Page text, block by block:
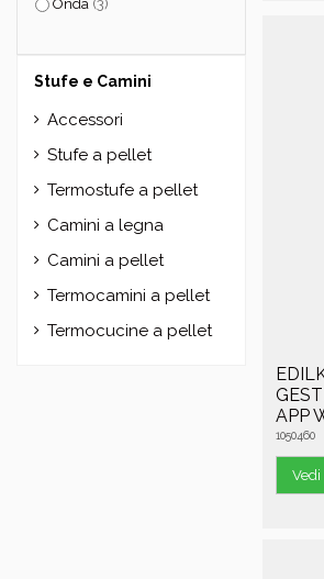
APP
1050460
Onda (3)
Stufe e Camini
Accessori
Stufe a pellet
Termostufe a pellet
Camini a legna
Camini a pellet
Termocamini a pellet
Termocucine a pellet